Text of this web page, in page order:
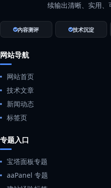
续输出清晰、实用、
内容测评 技术沉淀
网站导航
网站首页
技术文章
新闻动态
标签页
专题入口
宝塔面板专题
aaPanel 专题